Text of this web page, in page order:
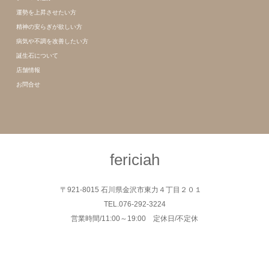
運勢を上昇させたい方
精神の安らぎが欲しい方
病気や不調を改善したい方
誕生石について
店舗情報
お問合せ
fericiah
〒921-8015 石川県金沢市東力４丁目２０１
TEL.076-292-3224
営業時間/11:00～19:00 定休日/不定休